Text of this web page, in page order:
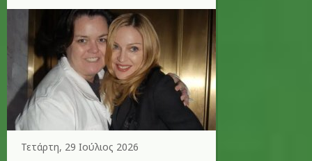
Τετάρτη, 29 Ιούλιος 2026